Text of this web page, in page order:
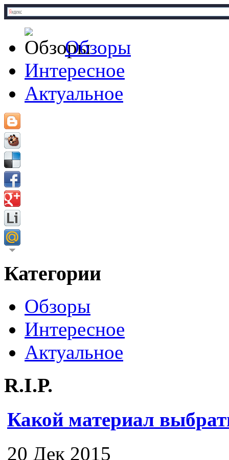
Обзоры
Интересное
Актуальное
Категории
Обзоры
Интересное
Актуальное
R.I.P.
Какой материал
20 Дек 2015